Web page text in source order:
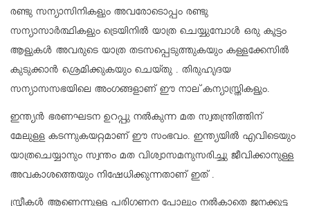
രണ്ടു സന്യാസിനികളും അവരോടൊപ്പം രണ്ടു
സന്യാസാർത്ഥികളും ട്രെയിനിൽ യാത്ര ചെയ്യുമ്പോൾ ഒരു കൂട്ടം
ആളുകൾ അവരുടെ യാത്ര തടസപ്പെടുത്തുകയും കള്ളക്കേസിൽ
കുടുക്കാൻ ശ്രെമിക്കുകയും ചെയ്‌തു . തിരുഹൃദയ
സന്യാസസഭയിലെ അംഗങ്ങളാണ് ഈ നാല് കന്യാസ്ത്രികളൂം.
ഇന്ത്യൻ ഭരണഘടന ഉറപ്പു നൽകുന്ന മത സ്വതന്ത്രിത്തിന്
മേലുളള കടന്നുകയറ്റമാണ് ഈ സംഭവം. ഇന്ത്യയിൽ എവിടെയും
യാത്രചെയ്യാനും സ്വന്തം മത വിശ്വാസമനുസരിച്ചു ജീവിക്കാനുള്ള
അവകാശത്തെയും നിഷേധിക്കുന്നതാണ് ഇത് .